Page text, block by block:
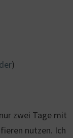
)
zwei Tage mit
nutzen. Ich